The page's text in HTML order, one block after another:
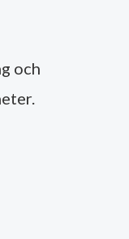
och